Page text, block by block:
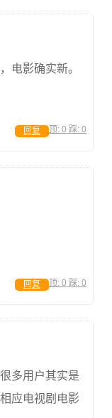
电影确实新。
顶: 0 踩: 0
回复
顶: 0 踩: 0
回复
多用户其实是
应电视剧电影